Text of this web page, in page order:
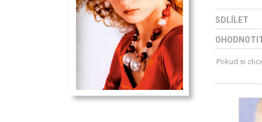
SDLÍLET
Pokud si